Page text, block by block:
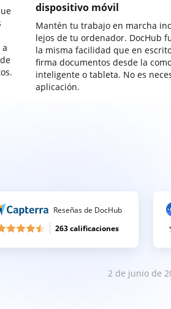
dispositivo móvil
Mantén tu trabajo en marcha
lejos de tu ordenador. DocHub
la misma facilidad que en
firma documentos desde la
inteligente o tableta. No es
aplicación.
Reseñas de DocHub
263 calificaciones
2 de junio de